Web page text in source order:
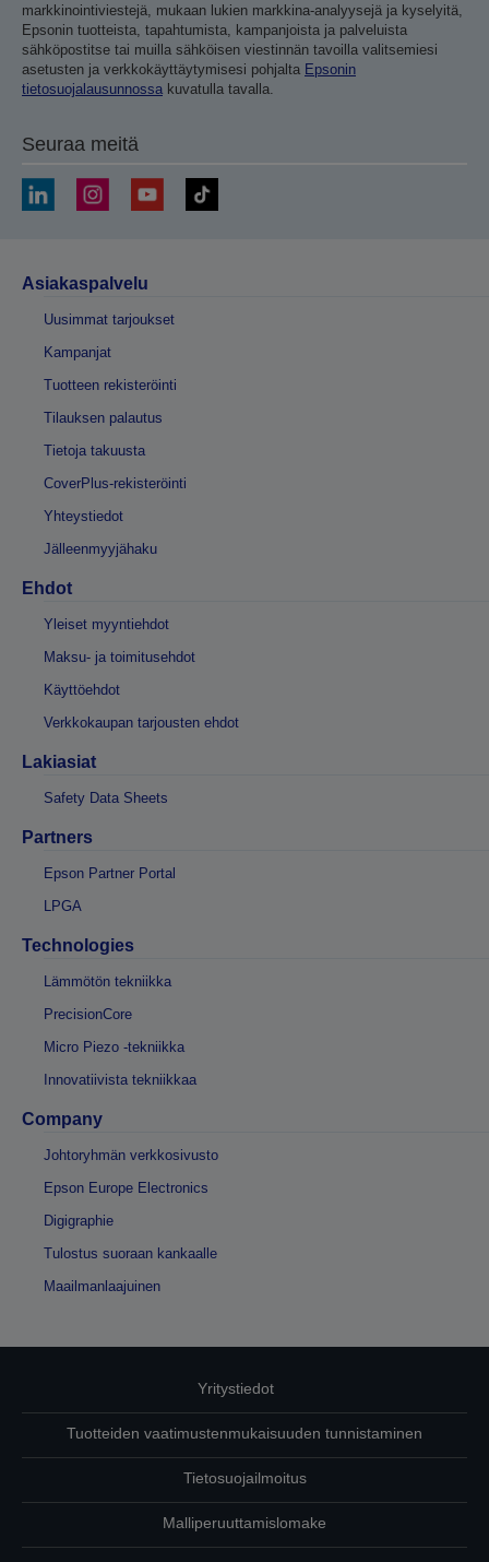
markkinointiviestejä, mukaan lukien markkina-analyysejä ja kyselyitä,
Epsonin tuotteista, tapahtumista, kampanjoista ja palveluista
sähköpostitse tai muilla sähköisen viestinnän tavoilla valitsemiesi
asetusten ja verkkokäyttäytymisesi pohjalta Epsonin
tietosuojalausunnossa kuvatulla tavalla.
Seuraa meitä
Asiakaspalvelu
Uusimmat tarjoukset
Kampanjat
Tuotteen rekisteröinti
Tilauksen palautus
Tietoja takuusta
CoverPlus-rekisteröinti
Yhteystiedot
Jälleenmyyjähaku
Ehdot
Yleiset myyntiehdot
Maksu- ja toimitusehdot
Käyttöehdot
Verkkokaupan tarjousten ehdot
Lakiasiat
Safety Data Sheets
Partners
Epson Partner Portal
LPGA
Technologies
Lämmötön tekniikka
PrecisionCore
Micro Piezo -tekniikka
Innovatiivista tekniikkaa
Company
Johtoryhmän verkkosivusto
Epson Europe Electronics
Digigraphie
Tulostus suoraan kankaalle
Maailmanlaajuinen
Yritystiedot
Tuotteiden vaatimustenmukaisuuden tunnistaminen
Tietosuojailmoitus
Malliperuuttamislomake